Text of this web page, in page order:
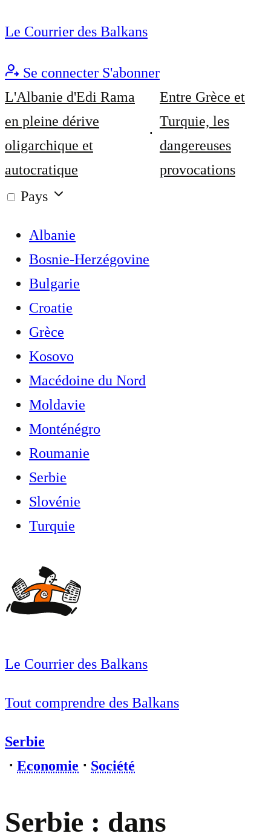
Le Courrier des Balkans
Se connecter S'abonner
L'Albanie d'Edi Rama
en pleine dérive
oligarchique et
autocratique
Entre Grèce et
Turquie, les
dangereuses
provocations
Pays
Albanie
Bosnie-Herzégovine
Bulgarie
Croatie
Grèce
Kosovo
Macédoine du Nord
Moldavie
Monténégro
Roumanie
Serbie
Slovénie
Turquie
Le Courrier des Balkans
Tout comprendre des Balkans
Serbie
⋅ Economie ⋅ Société
Serbie : dans